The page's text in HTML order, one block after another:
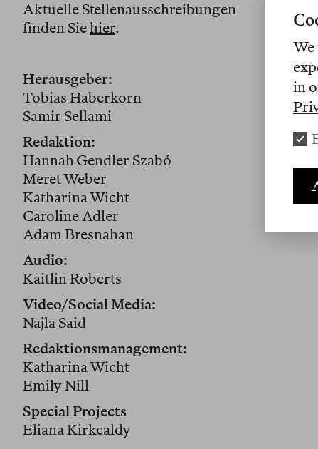
Aktuelle Stellenausschreibungen
finden Siehier.
Herausgeber:
Tobias Haberkorn
Samir Sellami
Redaktion:
Hannah Gendler Szabó
Meret Weber
Katharina Wicht
Caroline Adler
Adam Bresnahan
Audio:
Kaitlin Roberts
Video/Social Media:
Najla Said
Redaktionsmanagement:
Katharina Wicht
Emily Nill
Special Projects
Eliana Kirkcaldy
in